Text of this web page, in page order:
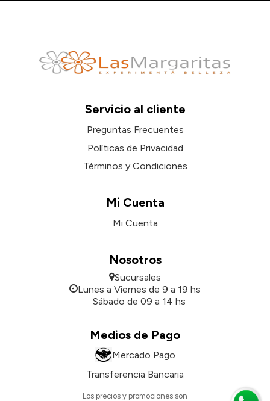
Servicio al cliente
Preguntas Frecuentes
Políticas de Privacidad
Términos y Condiciones
Mi Cuenta
Mi Cuenta
Nosotros
Sucursales
Lunes a Viernes de 9 a 19 hs
Sábado de 09 a 14 hs
Medios de Pago
Mercado Pago
Transferencia Bancaria
Los precios y promociones son